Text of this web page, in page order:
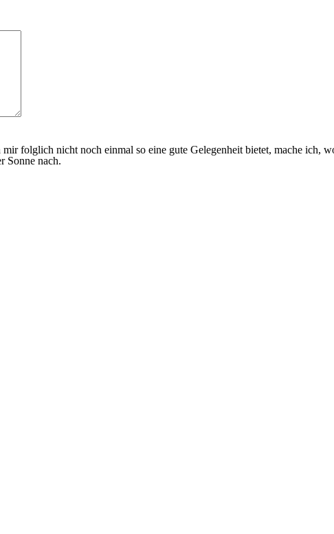
folglich nicht noch einmal so eine gute Gelegenheit bietet, mache ich,
Sonne nach.